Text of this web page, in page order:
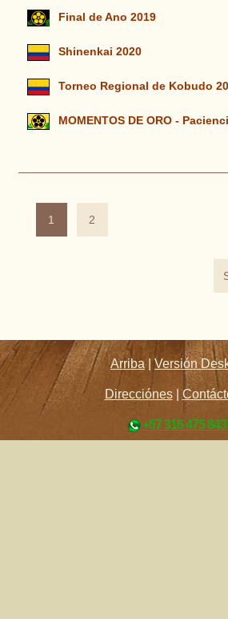
Final de Ano 2019
Shinenkai 2020
Torneo Regional de Kobudo
MOMENTOS DE ORO -
1 2
Arriba |Versión
Direcciónes|
+57 316 475